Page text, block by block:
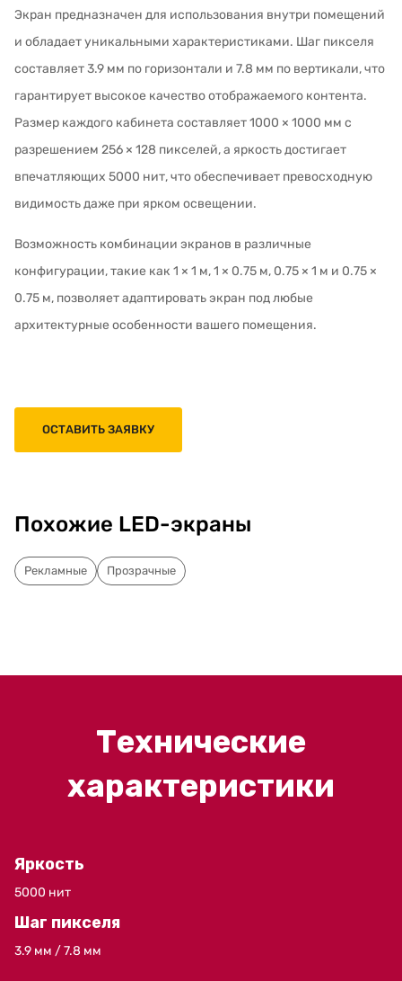
Экран предназначен для использования внутри помещений
и обладает уникальными характеристиками. Шаг пикселя
составляет 3.9 мм по горизонтали и 7.8 мм по вертикали, что
гарантирует высокое качество отображаемого контента.
Размер каждого кабинета составляет 1000 × 1000 мм с
разрешением 256 × 128 пикселей, а яркость достигает
впечатляющих 5000 нит, что обеспечивает превосходную
видимость даже при ярком освещении.
Возможность комбинации экранов в различные
конфигурации, такие как 1 × 1 м, 1 × 0.75 м, 0.75 × 1 м и 0.75 ×
0.75 м, позволяет адаптировать экран под любые
архитектурные особенности вашего помещения.
ОСТАВИТЬ ЗАЯВКУ
Похожие LED-экраны
Рекламные Прозрачные
Технические
характеристики
Яркость
5000 нит
Шаг пикселя
3.9 мм / 7.8 мм